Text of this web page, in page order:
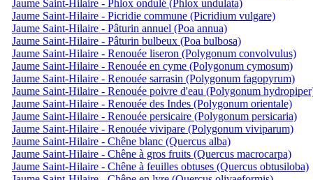
Jaume Saint-Hilaire - Phlox ondulé (Phlox undulata)
Jaume Saint-Hilaire - Picridie commune (Picridium vulgare)
Jaume Saint-Hilaire - Pâturin annuel (Poa annua)
Jaume Saint-Hilaire - Pâturin bulbeux (Poa bulbosa)
Jaume Saint-Hilaire - Renouée liseron (Polygonum convolvulus)
Jaume Saint-Hilaire - Renouée en cyme (Polygonum cymosum)
Jaume Saint-Hilaire - Renouée sarrasin (Polygonum fagopyrum)
Jaume Saint-Hilaire - Renouée poivre d'eau (Polygonum
Jaume Saint-Hilaire - Renouée des Indes (Polygonum orientale)
Jaume Saint-Hilaire - Renouée persicaire (Polygonum persicaria)
Jaume Saint-Hilaire - Renouée vivipare (Polygonum viviparum)
Jaume Saint-Hilaire - Chêne blanc (Quercus alba)
Jaume Saint-Hilaire - Chêne à gros fruits (Quercus macrocarpa)
Jaume Saint-Hilaire - Chêne à feuilles obtuses (Quercus obtusiloba)